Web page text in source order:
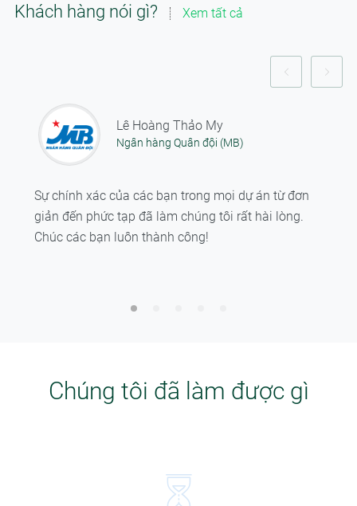
Khách hàng nói gì? Xem tất cả
Lê Hoàng Thảo My
Ngân hàng Quân đội (MB)
Sự chính xác của các bạn trong mọi dự án từ đơn
giản đến phức tạp đã làm chúng tôi rất hài lòng.
Chúc các bạn luôn thành công!
Chúng tôi đã làm được gì